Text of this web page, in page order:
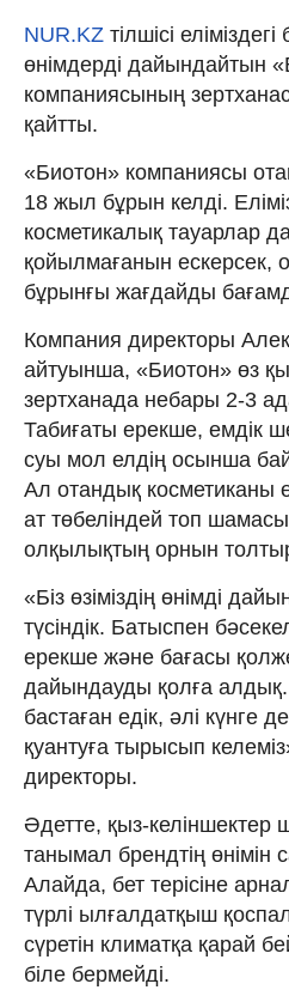
NUR.KZ тілшісі
өнімдерді дайындайтын
компаниясының
қайтты.
«Биотон» компаниясы
18 жыл бұрын келді.
косметикалық тауарлар
қойылмағанын ескерсек,
бұрынғы жағдайды
Компания директоры
айтуынша, «Биотон» өз
зертханада небары 2-3
Табиғаты ерекше, емдік
суы мол елдің осынша
Ал отандық косметиканы
ат төбеліндей топ
олқылықтың орнын
«Біз өзіміздің өнімді
түсіндік. Батыспен
ерекше және бағасы
дайындауды қолға алдық.
бастаған едік, әлі күнге
қуантуға тырысып
директоры.
Әдетте, қыз-келіншектер
танымал брендтің өнімін
Алайда, бет терісіне
түрлі ылғалдатқыш
сүретін климатқа қарай
біле бермейді.